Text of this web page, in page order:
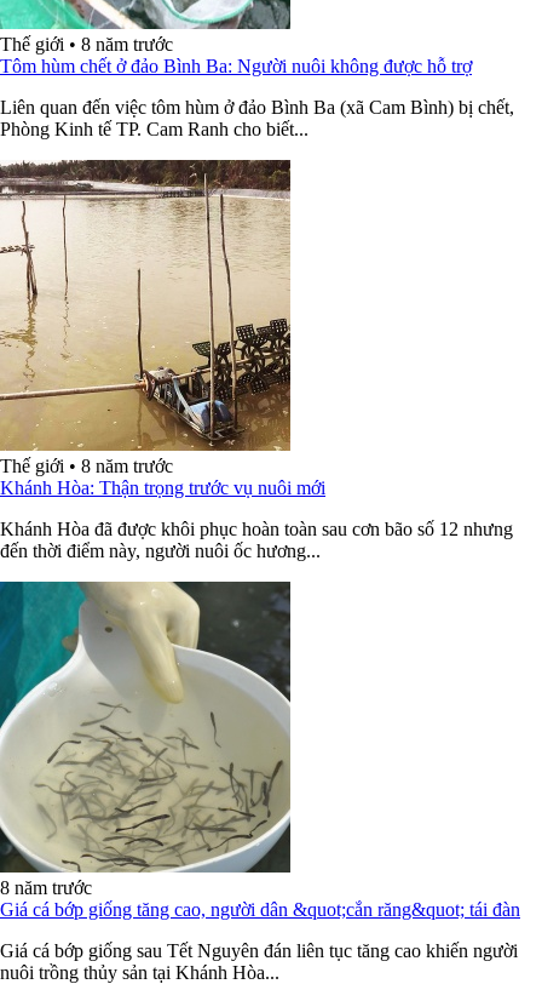
Thế giới • 8 năm trước
Tôm hùm chết ở đảo Bình Ba: Người nuôi không được hỗ trợ
Liên quan đến việc tôm hùm ở đảo Bình Ba (xã Cam Bình) bị chết,
Phòng Kinh tế TP. Cam Ranh cho biết...
Thế giới • 8 năm trước
Khánh Hòa: Thận trọng trước vụ nuôi mới
Khánh Hòa đã được khôi phục hoàn toàn sau cơn bão số 12 nhưng
đến thời điểm này, người nuôi ốc hương...
8 năm trước
Giá cá bớp giống tăng cao, người dân &quot;cắn răng&quot; tái đàn
Giá cá bớp giống sau Tết Nguyên đán liên tục tăng cao khiến người
nuôi trồng thủy sản tại Khánh Hòa...